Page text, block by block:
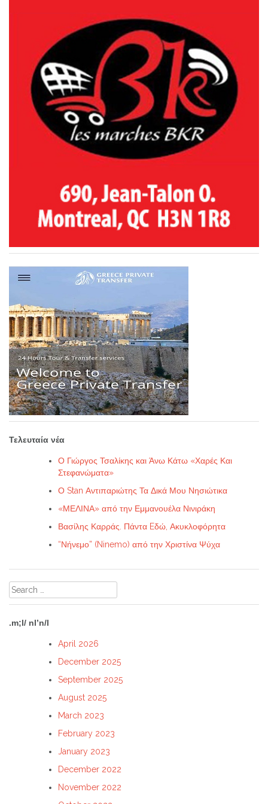
Τελευταία νέα
Ο Γιώργος Τσαλίκης και Άνω Κάτω «Χαρές Και
Στεφανώματα»
Ο Stan Αντιπαριώτης Τα Δικά Μου Νησιώτικα
«ΜΕΛΙΝΑ» από την Εμμανουέλα Νινιράκη
Βασίλης Καρράς. Πάντα Eδώ, Ακυκλοφόρητα
“Νήνεμο” (Ninemo) από την Χριστίνα Ψύχα
Search
for:
.m;l/ nl’n/l
April 2026
December 2025
September 2025
August 2025
March 2023
February 2023
January 2023
December 2022
November 2022